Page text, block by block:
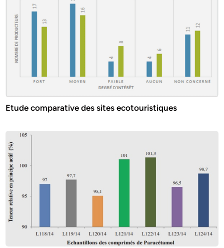
Etude comparative des sites ecotouristiques